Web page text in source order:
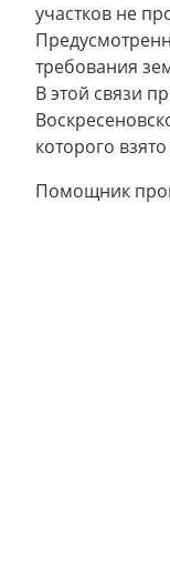
участков не
требования
В этой связи
которого
Помощник